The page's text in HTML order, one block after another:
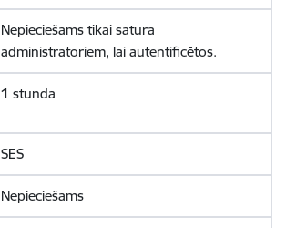
Nepieciešams tikai satura
administratoriem, lai autentificētos.
1 stunda
SES
Nepieciešams